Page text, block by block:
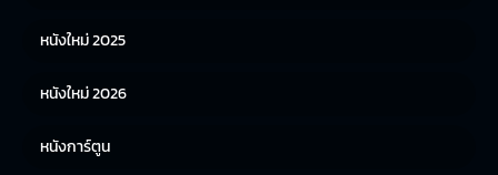
หนังญี่ปุ่น
หนังใหม่ 2025
หนังใหม่ 2026
หนังการ์ตูน